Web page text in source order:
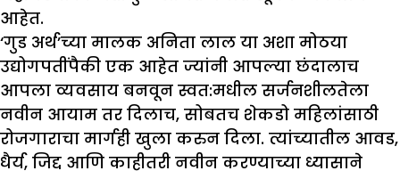
आहेत.
‘गुड अर्थ’च्या मालक अनिता लाल या अशा मोठया
उद्योगपतींपैकी एक आहेत ज्यांनी आपल्या छंदालाच
आपला व्यवसाय बनवून स्वत:मधील सर्जनशीलतेला
नवीन आयाम तर दिलाच, सोबतच शेकडो महिलांसाठी
रोजगाराचा मार्गही खुला करुन दिला. त्यांच्यातील आवड,
धैर्य, जिद्द आणि काहीतरी नवीन करण्याच्या ध्यासाने